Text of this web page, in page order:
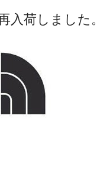
入荷しました。